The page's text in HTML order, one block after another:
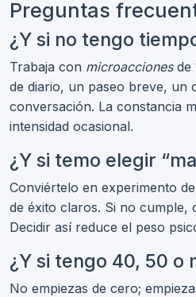
Preguntas
¿Y si no tengo
Trabaja con microaccionesde
de diario, un paseo breve, un
conversación. La constancia
intensidad ocasional.
¿Y si temo elegir
Conviértelo en experimento
de éxito claros. Si no cumple,
Decidir así reduce el peso
¿Y si tengo 40, 50 o
No empiezas de cero;